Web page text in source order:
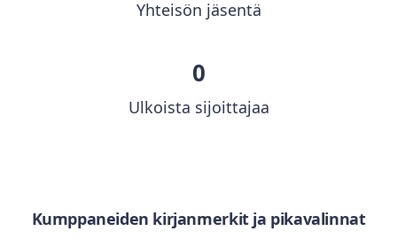
Yhteisön jäsentä
0
Ulkoista sijoittajaa
Kumppaneiden kirjanmerkit ja pikavalinnat